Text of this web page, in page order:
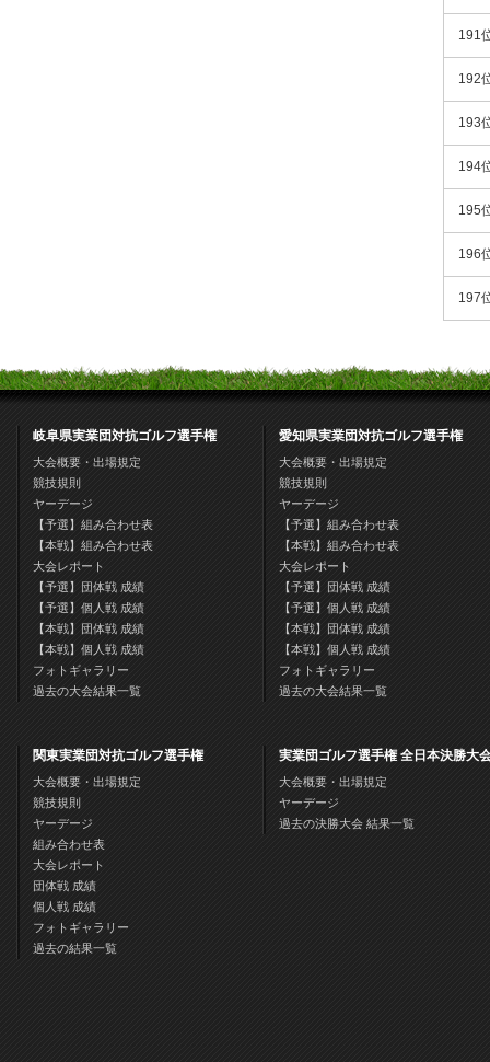
191
192
193
194
195
196
197
岐阜県実業団対抗ゴルフ選手権
大会概要・出場規定
競技規則
ヤーデージ
【予選】組み合わせ表
【本戦】組み合わせ表
大会レポート
【予選】団体戦 成績
【予選】個人戦 成績
【本戦】団体戦 成績
【本戦】個人戦 成績
フォトギャラリー
過去の大会結果一覧
愛知県実業団対抗ゴルフ選手権
大会概要・出場規定
競技規則
ヤーデージ
【予選】組み合わせ表
【本戦】組み合わせ表
大会レポート
【予選】団体戦 成績
【予選】個人戦 成績
【本戦】団体戦 成績
【本戦】個人戦 成績
フォトギャラリー
過去の大会結果一覧
関東実業団対抗ゴルフ選手権
大会概要・出場規定
競技規則
ヤーデージ
組み合わせ表
大会レポート
団体戦 成績
個人戦 成績
フォトギャラリー
過去の結果一覧
実業団ゴルフ選手権 全日本決勝大
大会概要・出場規定
ヤーデージ
過去の決勝大会 結果一覧